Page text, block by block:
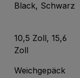
Black, Schwarz
10,5 Zoll, 15,6
Zoll
Weichgepäck